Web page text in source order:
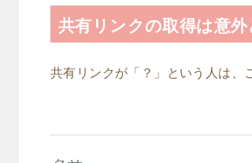
共有リンクの取得は意
共有リンクが「？」という人は、